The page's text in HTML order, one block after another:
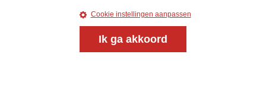
Cookie instellingen aanpassen
Ik ga akkoord